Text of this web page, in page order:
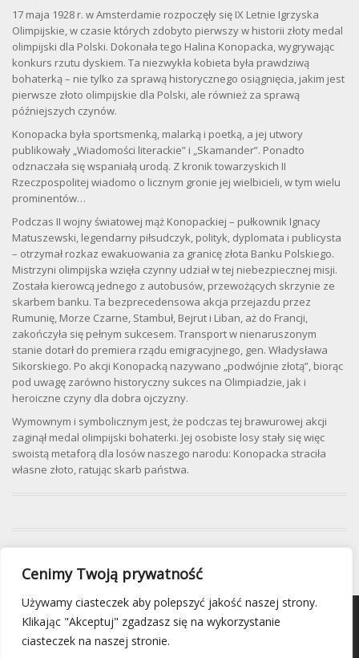
Cenimy Twoją prywatność
Używamy ciasteczek aby polepszyć jakość naszej strony.
Klikając "Akceptuj" zgadzasz się na wykorzystanie
ciasteczek na naszej stronie.
17 maja 1928 r. w Amsterdamie rozpoczęły się IX Letnie Igrzyska
Olimpijskie, w czasie których zdobyto pierwszy w historii złoty medal
olimpijski dla Polski. Dokonała tego Halina Konopacka, wygrywając
konkurs rzutu dyskiem. Ta niezwykła kobieta była prawdziwą
bohaterką – nie tylko za sprawą historycznego osiągnięcia, jakim jest
pierwsze złoto olimpijskie dla Polski, ale również za sprawą
późniejszych czynów.
Konopacka była sportsmenką, malarką i poetką, a jej utwory
publikowały „Wiadomości literackie” i „Skamander”. Ponadto
odznaczała się wspaniałą urodą. Z kronik towarzyskich II
Rzeczpospolitej wiadomo o licznym gronie jej wielbicieli, w tym wielu
prominentów…
Podczas II wojny światowej mąż Konopackiej – pułkownik Ignacy
Matuszewski, legendarny piłsudczyk, polityk, dyplomata i publicysta
– otrzymał rozkaz ewakuowania za granicę złota Banku Polskiego.
Mistrzyni olimpijska wzięła czynny udział w tej niebezpiecznej misji.
Została kierowcą jednego z autobusów, przewożących skrzynie ze
skarbem banku. Ta bezprecedensowa akcja przejazdu przez
Rumunię, Morze Czarne, Stambuł, Bejrut i Liban, aż do Francji,
zakończyła się pełnym sukcesem. Transport w nienaruszonym
stanie dotarł do premiera rządu emigracyjnego, gen. Władysława
Sikorskiego. Po akcji Konopacką nazywano „podwójnie złotą”, biorąc
pod uwagę zarówno historyczny sukces na Olimpiadzie, jak i
heroiczne czyny dla dobra ojczyzny.
Wymownym i symbolicznym jest, że podczas tej brawurowej akcji
zaginął medal olimpijski bohaterki. Jej osobiste losy stały się więc
swoistą metaforą dla losów naszego narodu: Konopacka straciła
własne złoto, ratując skarb państwa.